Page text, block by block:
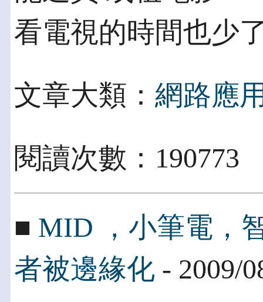
看電視的時間也少
文章大類： 網路應
閱讀次數：
■ MID ，小筆電，
者被邊緣化 - 2009/